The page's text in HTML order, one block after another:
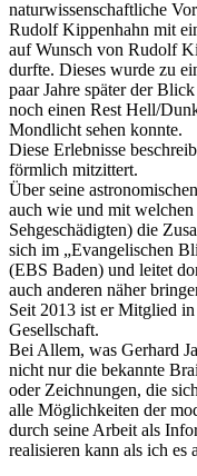
naturwissenschaftliche
Rudolf Kippenhahn mit
auf Wunsch von Rudolf
durfte. Dieses wurde zu
paar Jahre später der
noch einen Rest Hell/
Mondlicht sehen konnte.
Diese Erlebnisse
förmlich mitzittert.
Über seine
auch wie und mit
Sehgeschädigten) die
sich im „Evangelischen
(EBS Baden) und leitet
auch anderen näher
Seit 2013 ist er Mitglied
Gesellschaft.
Bei Allem, was Gerhard
nicht nur die bekannte
oder Zeichnungen, die
alle Möglichkeiten der
durch seine Arbeit als
realisieren kann als ich es